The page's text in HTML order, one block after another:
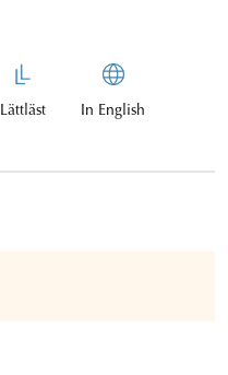
Lättläst In English